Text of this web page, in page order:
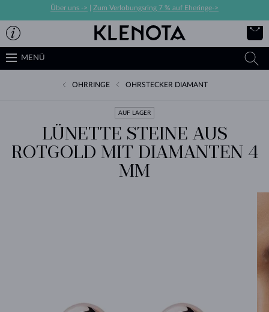
Über uns -> Zum Verlobungsring 7 % auf Eheringe->
MENÜ
OHRRINGE OHRSTECKER DIAMANT
AUF LAGER
LÜNETTE STEINE ​​AUS
ROTGOLD MIT DIAMANTEN 4
MM